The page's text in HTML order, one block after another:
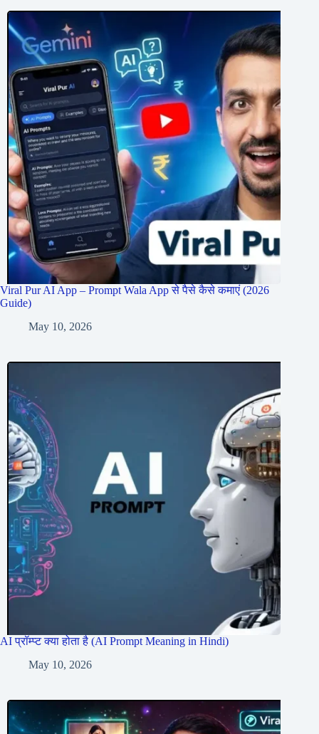
Viral Pur AI App – Prompt Wala App से पैसे कैसे कमाएं (2026
Guide)
May 10, 2026
AI प्रॉम्प्ट क्या होता है (AI Prompt Meaning in Hindi)
May 10, 2026